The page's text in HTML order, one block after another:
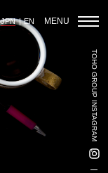
JPN EN MENU
TOHO GROUP INSTAGRAM